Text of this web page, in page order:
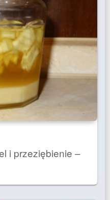
i przeziębienie –